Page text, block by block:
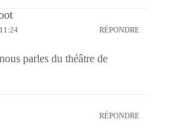
RÉPONDRE
parles du théâtre de
RÉPONDRE